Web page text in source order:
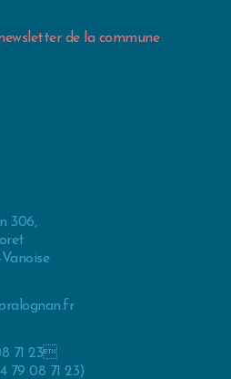
de la commune
306,
71 23
79 08 71 23)